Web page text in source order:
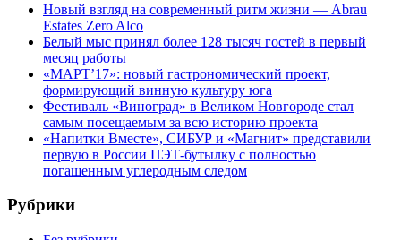
Новый взгляд на современный ритм жизни — Abrau
Estates Zero Alco
Белый мыс принял более 128 тысяч гостей в первый
месяц работы
«МАРТ’17»: новый гастрономический проект,
формирующий винную культуру юга
Фестиваль «Виноград» в Великом Новгороде стал
самым посещаемым за всю историю проекта
«Напитки Вместе», СИБУР и «Магнит» представили
первую в России ПЭТ-бутылку с полностью
погашенным углеродным следом
Рубрики